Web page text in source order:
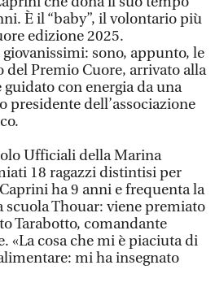
È il “baby”, il volontario più
edizione 2025.
sono, appunto, le
del Premio Cuore, arrivato alla
con energia da una
presidente dell’associazione
Ufficiali della Marina
18 ragazzi distintisi per
ha 9 anni e frequenta la
scuola Thouar: viene premiato
Tarabotto, comandante
«La cosa che mi è piaciuta di
mi ha insegnato